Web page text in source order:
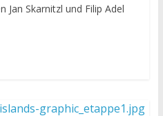
Jan Skarnitzl und Filip Adel